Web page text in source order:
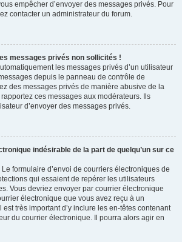
empêcher d’envoyer des messages privés. Pour
contacter un administrateur du forum.
messages privés non sollicités !
les messages privés d’un utilisateur
depuis le panneau de contrôle de
des messages privés de manière abusive de la
ces messages aux modérateurs. Ils
d’envoyer des messages privés.
indésirable de la part de quelqu’un sur ce
formulaire d’envoi de courriers électroniques de
qui essaient de repérer les utilisateurs
Vous devriez envoyer par courrier électronique
électronique que vous avez reçu à un
très important d’y inclure les en-têtes contenant
du courrier électronique. Il pourra alors agir en